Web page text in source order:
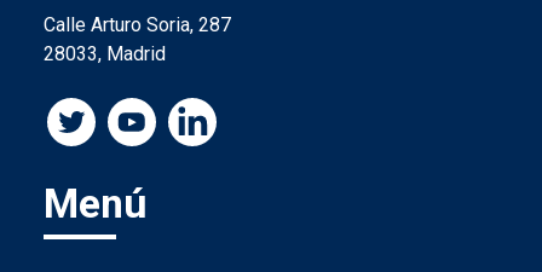
Calle Arturo Soria, 287
28033, Madrid
Menú